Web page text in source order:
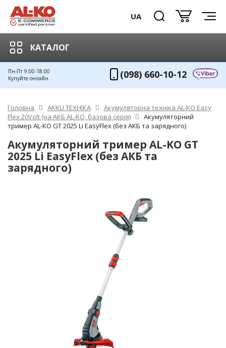
UA
КАТАЛОГ
Пн-Пт 9:00-18:00
Купуйте онлайн
(098) 660-10-12
Головна AKKU ТЕХНІКА
Акумуляторна техніка AL-KO Easy
Flex 20Volt (на АКБ AL-KO, базова серія)
Акумуляторний
тример AL-KO GT 2025 Li EasyFlex (без АКБ та зарядного)
Акумуляторний тример AL-KO GT
2025 Li EasyFlex (без АКБ та
зарядного)